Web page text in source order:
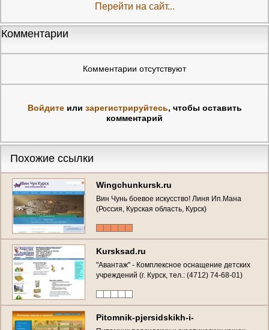
Перейти на сайт...
Комментарии
Комментарии отсутствуют
Войдитеили зарегистрируйтесь, чтобы оставить
комментарий
Похожие ссылки
Wingchunkursk.ru
Вин Чунь боевое искусство! Линя Ип.Мана
(Россия, Курская область, Курск)
Kursksad.ru
"Авантаж" - Комплексное оснащение детских
учреждений (г. Курск, тел.: (4712) 74-68-01)
Pitomnik-pjersidskikh-i-
ekzotich.webnode.ru